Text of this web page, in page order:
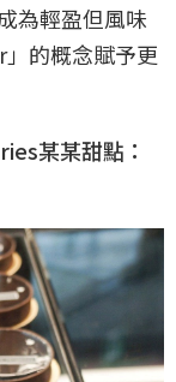
為輕盈但風味
的概念賦予更
某某甜點：